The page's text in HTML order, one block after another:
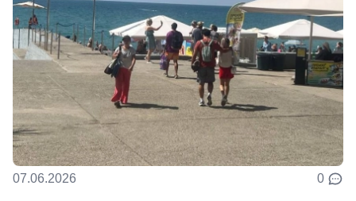
07.06.2026 0